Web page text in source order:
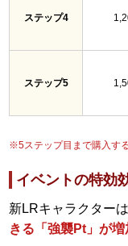
ステップ4
ステップ5
※5ステップ目まで購入す
イベントの特効
新LRキャラクター
きる「強襲Pt」が